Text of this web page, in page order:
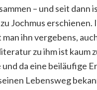
– und seit dann
Jochmus erschienen.
man ihn vergebens,
zu ihm ist kaum
und da eine beiläufige
Lebensweg